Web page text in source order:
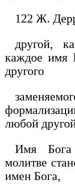
122 Ж.
другой,
каждое имя
другого
любой
Имя
молитве
имен Бога,